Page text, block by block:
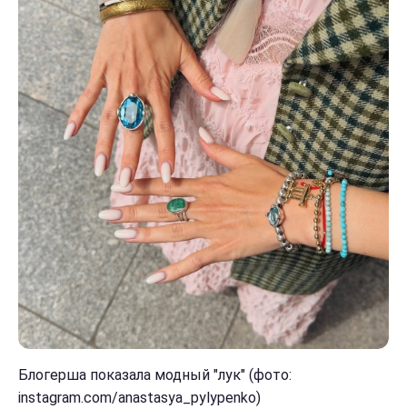
Блогерша показала модный "лук" (фото:
instagram.com/anastasya_pylypenko)